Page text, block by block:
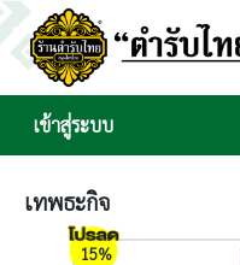
เข้าสู่ระบบ
เทพธะกิจ
15%